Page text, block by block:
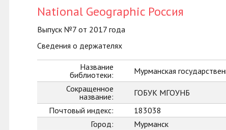
National Geographic Россия
Выпуск №7 от 2017 года
Сведения о держателях
Название
библиотеки:
Мурманская
Сокращенное
название:
ГОБУК МГОУНБ
Почтовый индекс:
183038
Город:
Мурманск